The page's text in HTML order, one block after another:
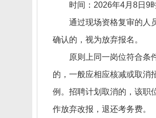
时间：2026年4月8日9
通过现场资格复审的人
确认的，视为放弃报名。
原则上同一岗位符合条
的，一般应相应核减或取消
例。招聘计划取消的，该职
作放弃改报，退还考务费。